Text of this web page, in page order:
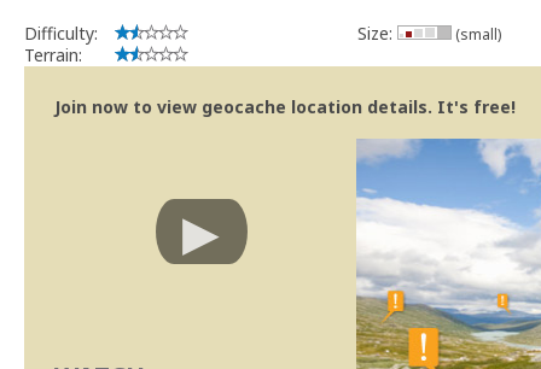
Difficulty:
Terrain:
Size: (small)
Join now to view geocache location details. It's free!